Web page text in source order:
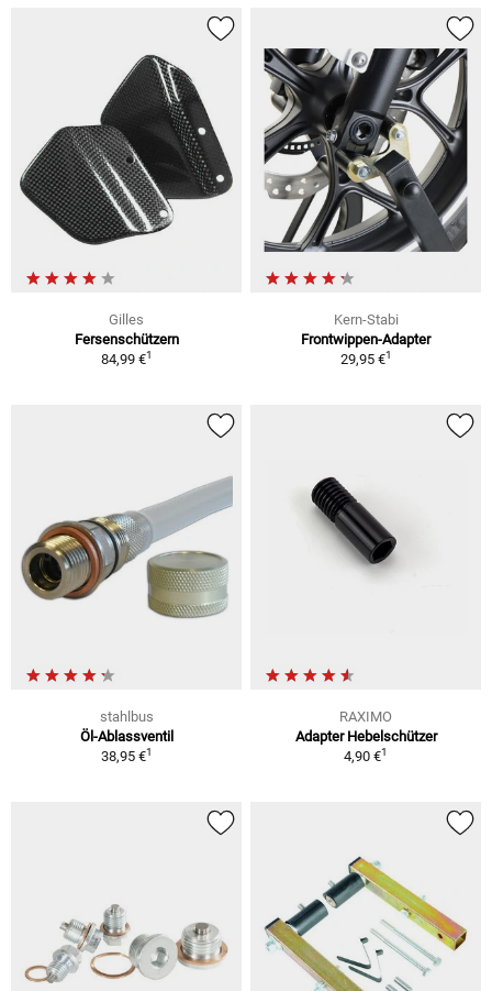
Gilles
Fersenschützern
84,99 €1
Kern-Stabi
Frontwippen-Adapter
29,95 €1
stahlbus
Öl-Ablassventil
38,95 €1
RAXIMO
Adapter Hebelschützer
4,90 €1